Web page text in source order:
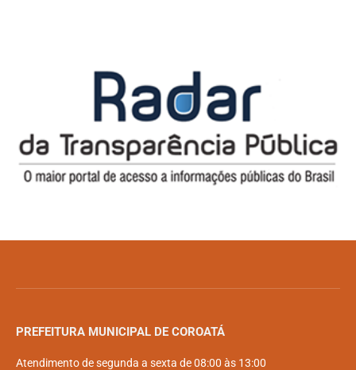
PREFEITURA MUNICIPAL DE COROATÁ
Atendimento de segunda a sexta de 08:00 às 13:00